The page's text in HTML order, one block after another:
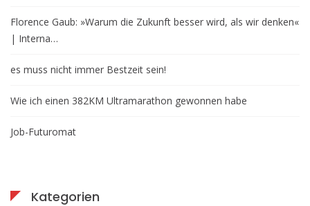
Florence Gaub: »Warum die Zukunft besser wird, als wir denken«
| Interna…
es muss nicht immer Bestzeit sein!
Wie ich einen 382KM Ultramarathon gewonnen habe
Job-Futuromat
Kategorien